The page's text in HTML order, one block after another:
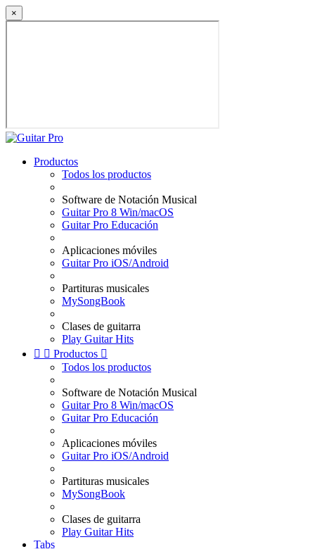
×
Productos
Todos los productos
Software de Notación Musical
Guitar Pro 8 Win/macOS
Guitar Pro Educación
Aplicaciones móviles
Guitar Pro iOS/Android
Partituras musicales
MySongBook
Clases de guitarra
Play Guitar Hits
  Productos 
Todos los productos
Software de Notación Musical
Guitar Pro 8 Win/macOS
Guitar Pro Educación
Aplicaciones móviles
Guitar Pro iOS/Android
Partituras musicales
MySongBook
Clases de guitarra
Play Guitar Hits
Tabs